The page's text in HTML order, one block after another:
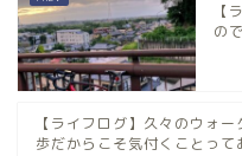
【
の
【ライフログ】久々のウォ
歩だからこそ気付くことって